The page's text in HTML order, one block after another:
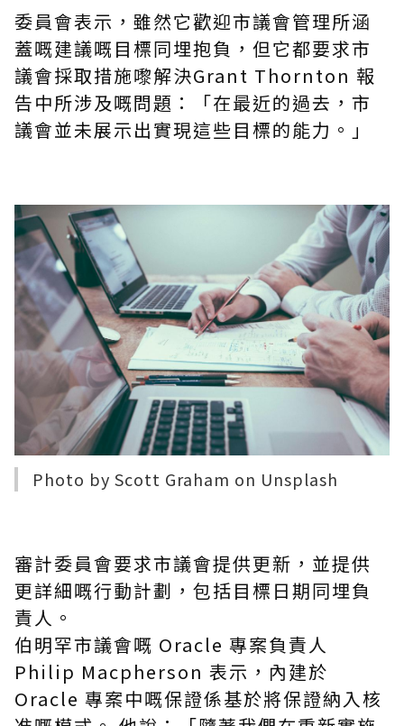
委員會表示，雖然它歡迎市議會管理所涵
蓋嘅建議嘅 目標同埋抱負，但它都要求市
議會採取措施嚟解決Grant Thornton 報
告中所涉及嘅問題：「在最近的過去，市
議會並未展示出實現這些目標的能力。」
Photo by Scott Graham on Unsplash
審計委員會要求市議會提供更新，並提供
更詳細嘅行動計劃，包括目標日期同埋負
責人。
伯明罕市議會嘅 Oracle 專案負責人
Philip Macpherson 表示，內建於
Oracle 專案中嘅保證係基於將保證納入核